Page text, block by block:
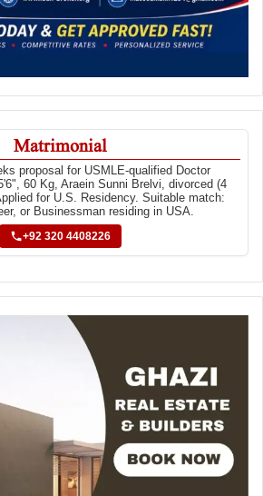
Matrimonial
proposal for USMLE-qualified Doctor
60 Kg, Araein Sunni Brelvi, divorced (4
for U.S. Residency. Suitable match:
or Businessman residing in USA.
+92 320 4408226